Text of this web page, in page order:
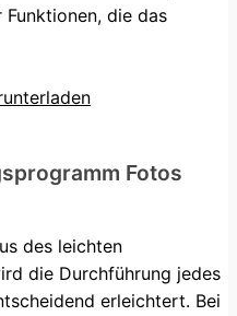
die das
Fotos
des leichten
die Durchführung jedes
erleichtert. Bei